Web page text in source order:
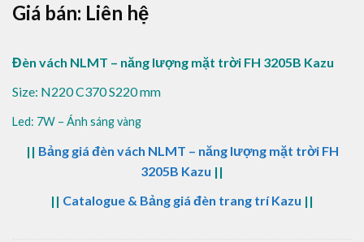
Giá bán: Liên hệ
Đèn vách NLMT – năng lượng mặt trời FH 3205B Kazu
Size: N220 C370 S220 mm
Led: 7W – Ánh sáng vàng
|| Bảng giá đèn vách NLMT – năng lượng mặt trời FH
3205B Kazu ||
|| Catalogue & Bảng giá đèn trang trí Kazu ||